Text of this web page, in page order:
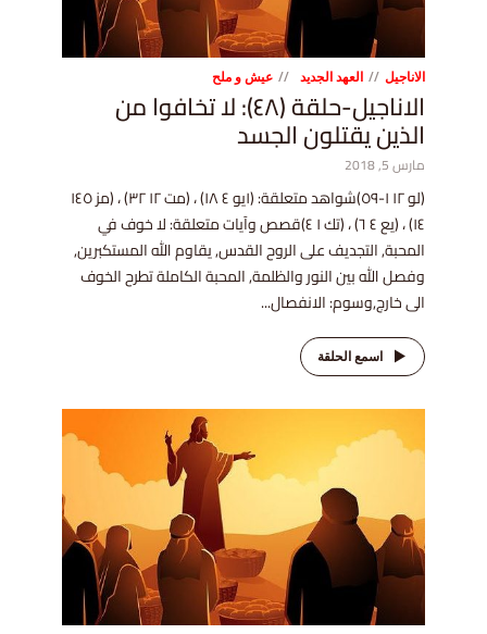
الاناجيل العهد الجديد عيش و ملح
الاناجيل-حلقة (٤٨): لا تخافوا من
الذين يقتلون الجسد
مارس 5, 2018
(لو ١٢ ١-٥٩)شواهد متعلقة: (١يو ٤ ١٨) ، (مت ١٢ ٣٢) ، (مز ١٤٥
١٤) ، (يع ٤ ٦) ، (تك ١ ٤)قصص وآيات متعلقة: لا خوف في
المحبة, التجديف على الروح القدس, يقاوم الله المستكبرين,
وفصل الله بين النور والظلمة, المحبة الكاملة تطرح الخوف
الى خارج,وسوم: الانفصال...
اسمع الحلقة